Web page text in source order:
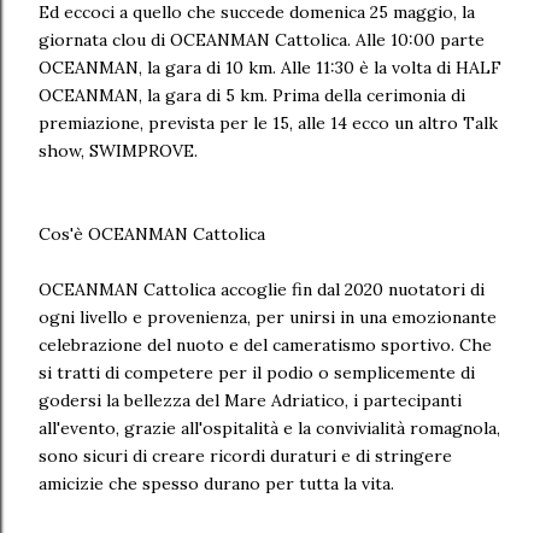
Ed eccoci a quello che succede domenica 25 maggio, la
giornata clou di OCEANMAN Cattolica. Alle 10:00 parte
OCEANMAN, la gara di 10 km. Alle 11:30 è la volta di HALF
OCEANMAN, la gara di 5 km. Prima della cerimonia di
premiazione, prevista per le 15, alle 14 ecco un altro Talk
show, SWIMPROVE.
Cos'è OCEANMAN Cattolica
OCEANMAN Cattolica accoglie fin dal 2020 nuotatori di
ogni livello e provenienza, per unirsi in una emozionante
celebrazione del nuoto e del cameratismo sportivo. Che
si tratti di competere per il podio o semplicemente di
godersi la bellezza del Mare Adriatico, i partecipanti
all'evento, grazie all'ospitalità e la convivialità romagnola,
sono sicuri di creare ricordi duraturi e di stringere
amicizie che spesso durano per tutta la vita.